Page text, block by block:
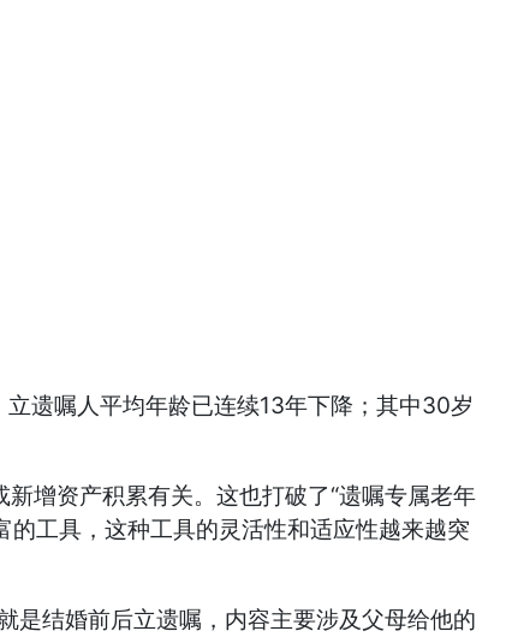
遗嘱人平均年龄已连续13年下降；其中30岁
增资产积累有关。这也打破了“遗嘱专属老年
工具，这种工具的灵活性和适应性越来越突
结婚前后立遗嘱，内容主要涉及父母给他的